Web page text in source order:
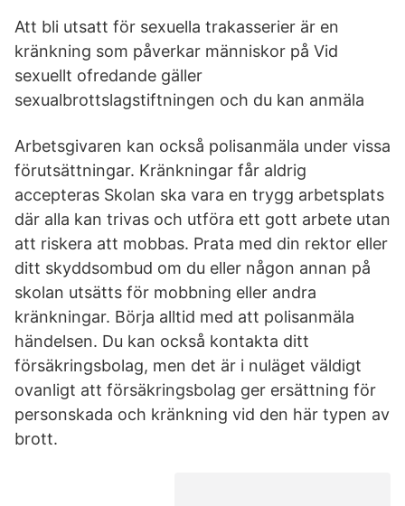
Att bli utsatt för sexuella trakasserier är en
kränkning som påverkar människor på Vid
sexuellt ofredande gäller
sexualbrottslagstiftningen och du kan anmäla
Arbetsgivaren kan också polisanmäla under vissa
förutsättningar. Kränkningar får aldrig
accepteras Skolan ska vara en trygg arbetsplats
där alla kan trivas och utföra ett gott arbete utan
att riskera att mobbas. Prata med din rektor eller
ditt skyddsombud om du eller någon annan på
skolan utsätts för mobbning eller andra
kränkningar. Börja alltid med att polisanmäla
händelsen. Du kan också kontakta ditt
försäkringsbolag, men det är i nuläget väldigt
ovanligt att försäkringsbolag ger ersättning för
personskada och kränkning vid den här typen av
brott.